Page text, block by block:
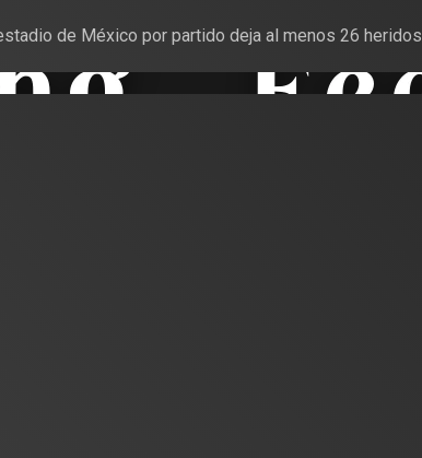
de México por partido deja al menos 26 heridos